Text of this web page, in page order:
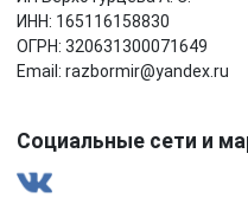
ИНН: 165116158830
ОГРН: 320631300071649
Email: razbormir@yandex.ru
Социальные сети и